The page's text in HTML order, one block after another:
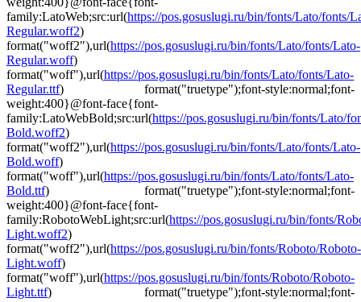
family:LatoWeb;src:url(https://pos.gosuslugi.ru/bin/fonts/Lato/fonts/
Regular.woff2)
format("woff2"),url(https://pos.gosuslugi.ru/bin/fonts/Lato/fonts/Lato-
Regular.woff)
format("woff"),url(https://pos.gosuslugi.ru/bin/fonts/Lato/fonts/Lato-
Regular.ttf) format("truetype");font-style:normal;font-
weight:400}@font-face{font-
family:LatoWebBold;src:url(https://pos.gosuslugi.ru/bin/fonts/Lato/
Bold.woff2)
format("woff2"),url(https://pos.gosuslugi.ru/bin/fonts/Lato/fonts/Lato-
Bold.woff)
format("woff"),url(https://pos.gosuslugi.ru/bin/fonts/Lato/fonts/Lato-
Bold.ttf) format("truetype");font-style:normal;font-
weight:400}@font-face{font-
family:RobotoWebLight;src:url(https://pos.gosuslugi.ru/bin/fonts/
Light.woff2)
format("woff2"),url(https://pos.gosuslugi.ru/bin/fonts/Roboto/Roboto-
Light.woff)
format("woff"),url(https://pos.gosuslugi.ru/bin/fonts/Roboto/Roboto-
Light.ttf) format("truetype");font-style:normal;font-